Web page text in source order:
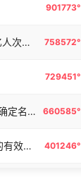
901773°
上半年34.63亿人次出游 758572°
729451°
披荆斩棘2026确定名单 660585°
这就是跟老人的有效沟通 401246°